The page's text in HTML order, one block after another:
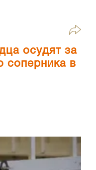
осудят за
соперника в